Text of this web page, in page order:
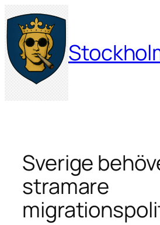
Hoppa
till
innehåll
Sverige
stramare